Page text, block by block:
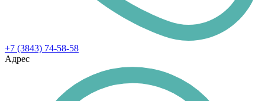
+7 (3843) 74-58-58
Адрес